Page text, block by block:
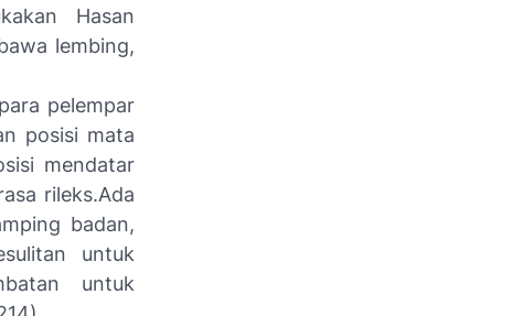
Hasan
lembing,
pelempar
posisi mata
mendatar
rileks.Ada
badan,
untuk
untuk